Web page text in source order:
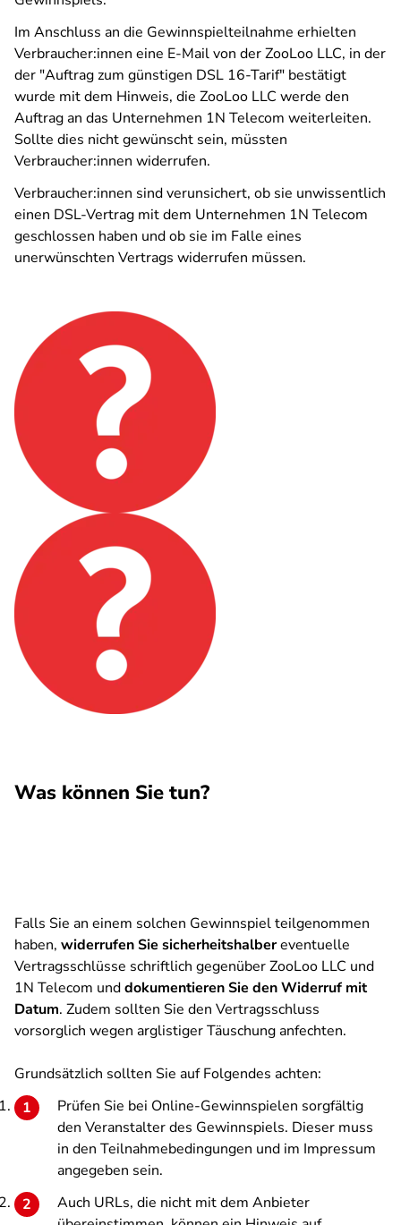
Im Anschluss an die Gewinnspielteilnahme erhielten
Verbraucher:innen eine E-Mail von der ZooLoo LLC, in der
der "Auftrag zum günstigen DSL 16-Tarif" bestätigt
wurde mit dem Hinweis, die ZooLoo LLC werde den
Auftrag an das Unternehmen 1N Telecom weiterleiten.
Sollte dies nicht gewünscht sein, müssten
Verbraucher:innen widerrufen.
Verbraucher:innen sind verunsichert, ob sie unwissentlich
einen DSL-Vertrag mit dem Unternehmen 1N Telecom
geschlossen haben und ob sie im Falle eines
unerwünschten Vertrags widerrufen müssen.
Was können Sie tun?
Falls Sie an einem solchen Gewinnspiel teilgenommen
haben, widerrufen Sie sicherheitshalbereventuelle
Vertragsschlüsse schriftlich gegenüber ZooLoo LLC und
1N Telecom unddokumentieren Sie den Widerruf mit
Datum. Zudem sollten Sie den Vertragsschluss
vorsorglich wegen arglistiger Täuschung anfechten.
Grundsätzlich sollten Sie auf Folgendes achten:
Prüfen Sie bei Online-Gewinnspielen sorgfältig
den Veranstalter des Gewinnspiels. Dieser muss
in den Teilnahmebedingungen und im Impressum
angegeben sein.
Auch URLs, die nicht mit dem Anbieter